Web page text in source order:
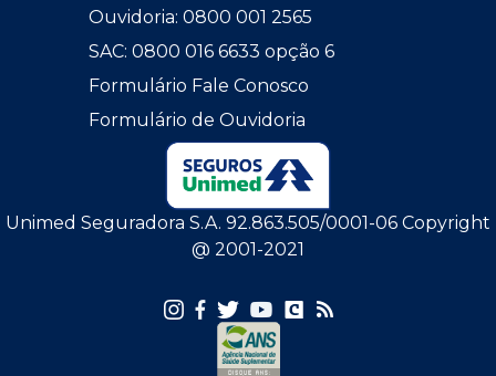
Ouvidoria: 0800 001 2565
SAC: 0800 016 6633 opção 6
Formulário Fale Conosco
Formulário de Ouvidoria
Unimed Seguradora S.A. 92.863.505/0001-06 Copyright
@ 2001-2021